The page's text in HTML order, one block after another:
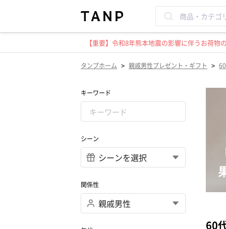
【重要】令和8年熊本地震の影響に伴うお荷
タンプホーム > 親戚男性プレゼント・ギフト >
キーワード
シーン
関係性
60